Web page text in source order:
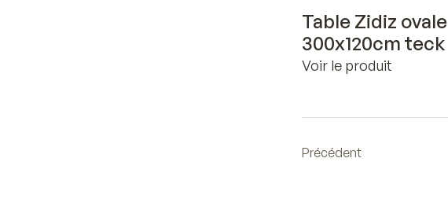
Table Zidiz ovale
300x120cm teck
Voir le produit
Précédent